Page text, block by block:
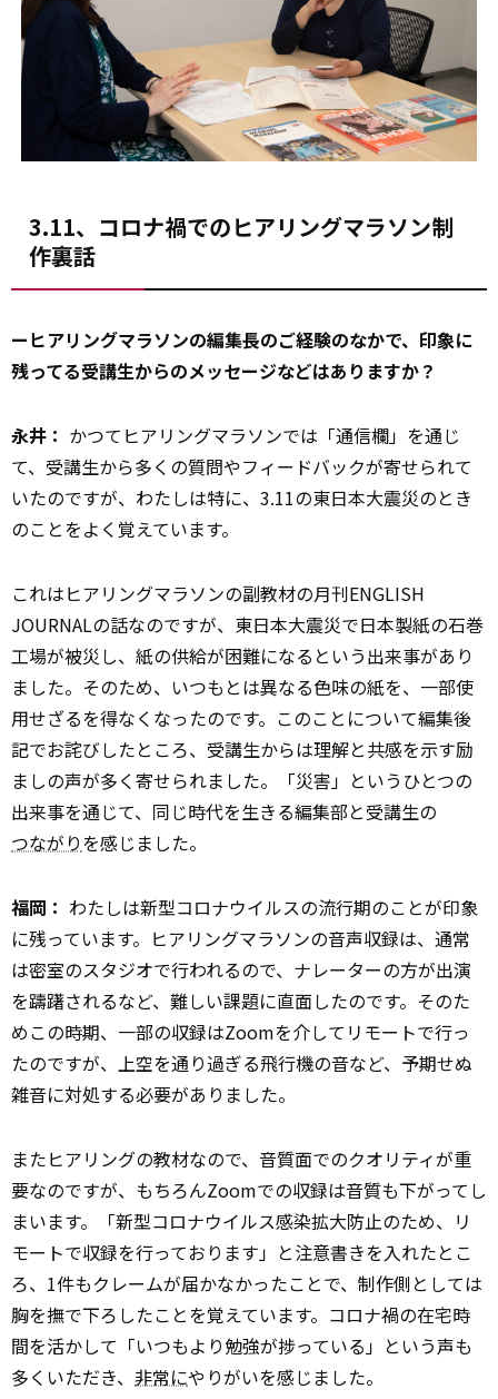
3.11、コロナ禍でのヒアリングマラソン制
作裏話
ーヒアリングマラソンの編集長のご経験のなかで、印象に
残ってる受講生からのメッセージなどはありますか？
永井： かつてヒアリングマラソンでは「通信欄」を通じ
て、受講生から多くの質問やフィードバックが寄せられて
いたのですが、わたしは特に、3.11の東日本大震災のとき
のことをよく覚えています。
これはヒアリングマラソンの副教材の月刊ENGLISH
JOURNALの話なのですが、東日本大震災で日本製紙の石巻
工場が被災し、紙の供給が困難になるという出来事があり
ました。そのため、いつもとは異なる色味の紙を、一部使
用せざるを得なくなったのです。このことについて編集後
記でお詫びしたところ、受講生からは理解と共感を示す励
ましの声が多く寄せられました。「災害」というひとつの
出来事を通じて、同じ時代を生きる編集部と受講生の
つながりを感じました。
福岡： わたしは新型コロナウイルスの流行期のことが印象
に残っています。ヒアリングマラソンの音声収録は、通常
は密室のスタジオで行われるので、ナレーターの方が出演
を躊躇されるなど、難しい課題に直面したのです。そのた
めこの時期、一部の収録はZoomを介してリモートで行っ
たのですが、上空を通り過ぎる飛行機の音など、予期せぬ
雑音に対処する必要がありました。
またヒアリングの教材なので、音質面でのクオリティが重
要なのですが、もちろんZoomでの収録は音質も下がってし
まいます。「新型コロナウイルス感染拡大防止のため、リ
モートで収録を行っております」と注意書きを入れたとこ
ろ、1件もクレームが届かなかったことで、制作側としては
胸を撫で下ろしたことを覚えています。コロナ禍の在宅時
間を活かして「いつもより勉強が捗っている」という声も
多くいただき、 非常にやりがいを感じました。